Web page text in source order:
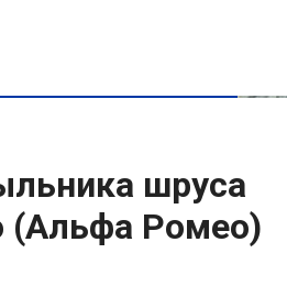
шруса
(Альфа Ромео)